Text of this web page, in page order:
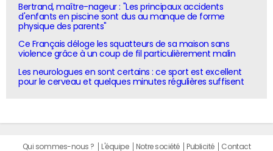
Bertrand, maître-nageur : "Les principaux accidents
d'enfants en piscine sont dus au manque de forme
physique des parents"
Ce Français déloge les squatteurs de sa maison sans
violence grâce à un coup de fil particulièrement malin
Les neurologues en sont certains : ce sport est excellent
pour le cerveau et quelques minutes régulières suffisent
Qui sommes-nous ? L'équipe Notre société Publicité
Contact